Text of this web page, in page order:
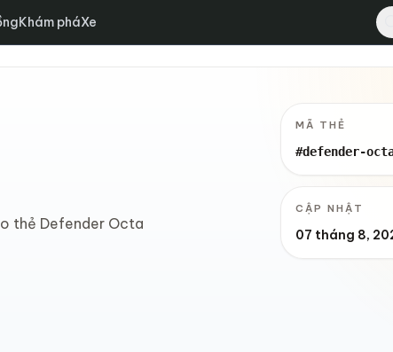
Khám pháXe
thẻ Defender Octa
MÃ THẺ
#defender-
CẬP NHẬT
07 tháng 8,